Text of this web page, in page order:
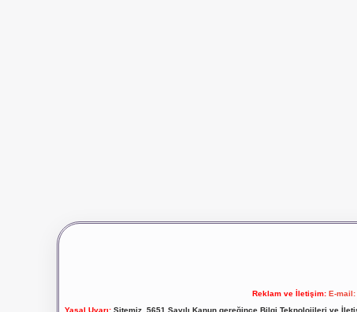
Reklam ve İletişim: E-mail:
Yasal Uyarı:Sitemiz, 5651 Sayılı Kanun gereğince Bilgi Teknolojileri ve